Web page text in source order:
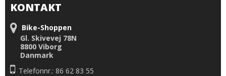
KONTAKT
Bike-Shoppen
Gl. Skivevej 78N
8800 Viborg
Danmark
Telefonnr.: 86 62 83 55